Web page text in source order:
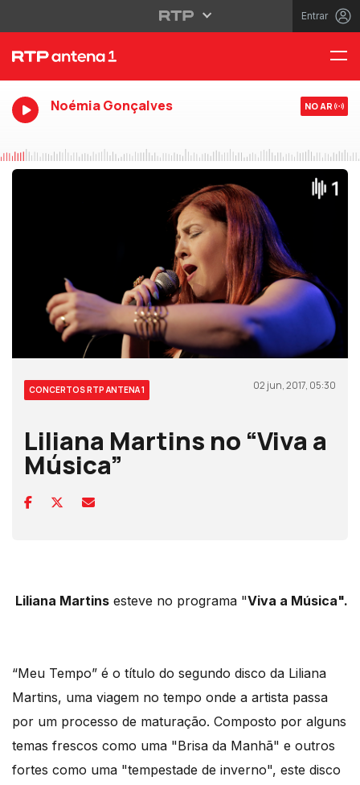
Entrar
Noémia Gonçalves NO AR
CONCERTOS RTP ANTENA 1 02 jun, 2017, 05:30
Liliana Martins no “Viva a
Música”
Liliana Martins esteve no programa "Viva a Música".
“Meu Tempo” é o título do segundo disco da Liliana
Martins, uma viagem no tempo onde a artista passa
por um processo de maturação. Composto por alguns
temas frescos como uma "Brisa da Manhã" e outros
fortes como uma "tempestade de inverno", este disco